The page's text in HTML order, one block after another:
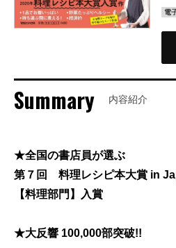
電
Summary 内容紹介
★全国の書店員が選ぶ
第７回 料理レシピ本大賞 in
【料理部門】入賞
★大反響 100,000部突破!!